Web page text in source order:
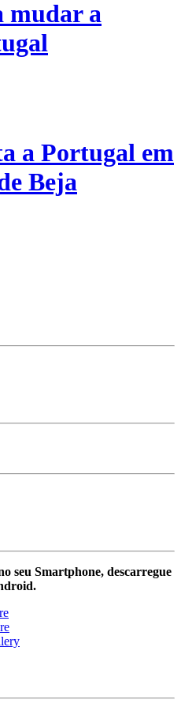
mudar a
a Portugal em
Beja
seu Smartphone, descarregue